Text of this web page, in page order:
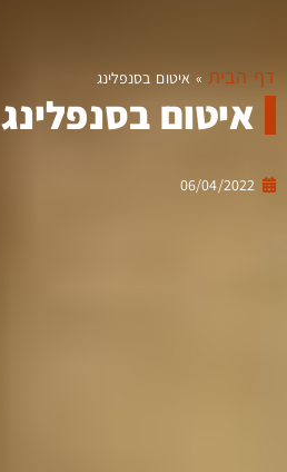
דף הבית » איטום בסנפלינג
איטום בסנפלינג
06/04/2022